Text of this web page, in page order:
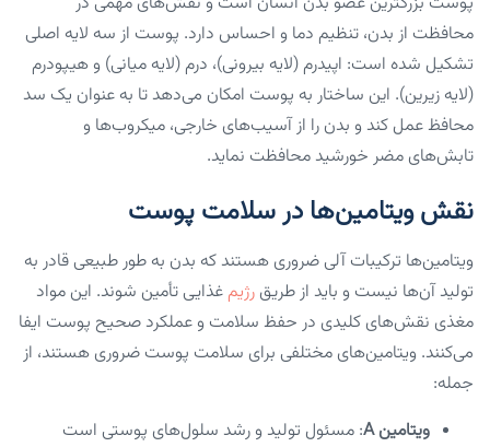
محافظت از بدن، تنظیم دما و احساس دارد. پوست از سه لایه اصلی
تشکیل شده است: اپیدرم (لایه بیرونی)، درم (لایه میانی) و هیپودرم
(لایه زیرین). این ساختار به پوست امکان می‌دهد تا به عنوان یک سد
محافظ عمل کند و بدن را از آسیب‌های خارجی، میکروب‌ها و
تابش‌های مضر خورشید محافظت نماید.
نقش ویتامین‌ها در سلامت پوست
ویتامین‌ها ترکیبات آلی ضروری هستند که بدن به طور طبیعی قادر به
تولید آن‌ها نیست و باید از طریق رژیم غذایی تأمین شوند. این مواد
مغذی نقش‌های کلیدی در حفظ سلامت و عملکرد صحیح پوست ایفا
می‌کنند. ویتامین‌های مختلفی برای سلامت پوست ضروری هستند، از
جمله:
ویتامین A : مسئول تولید و رشد سلول‌های پوستی است